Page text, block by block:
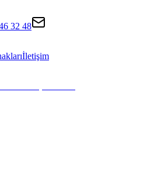
32 48
İletişim